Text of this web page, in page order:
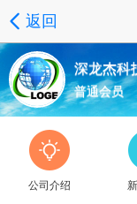
返回
深龙杰科
普通会员
公司介绍